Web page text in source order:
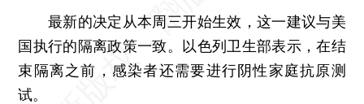
最新的决定从本周三开始生效，这一建议与美
国执行的隔离政策一致。以色列卫生部表示，在结
束隔离之前，感染者还需要进行阴性家庭抗原测
试。